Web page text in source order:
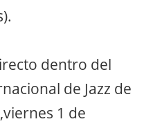
dentro del
de Jazz de
1 de